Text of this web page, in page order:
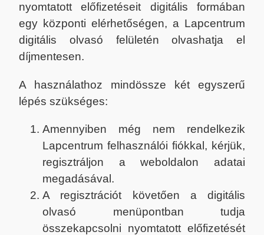
nyomtatott előfizetéseit digitális formában
egy központi elérhetőségen, a Lapcentrum
digitális olvasó felületén olvashatja el
díjmentesen.
A használathoz mindössze két egyszerű
lépés szükséges:
Amennyiben még nem rendelkezik
Lapcentrum felhasználói fiókkal, kérjük,
regisztráljon a weboldalon adatai
megadásával.
A regisztrációt követően a digitális
olvasó menüpontban tudja
összekapcsolni nyomtatott előfizetését